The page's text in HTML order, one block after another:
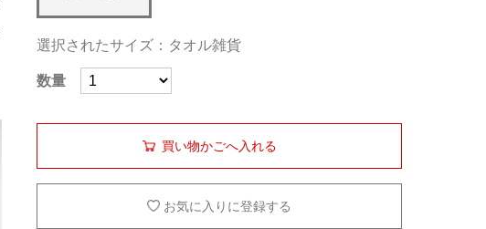
選択されたサイズ：タオル雑貨
数量
買い物かごへ入れる
お気に入りに登録する